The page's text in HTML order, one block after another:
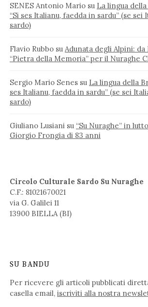
SENES Antonio Mario su La lingua
“Si ses Italianu, faedda in sardu” (se sei
sardo)
Flavio Rubbo su Adunata degli Alpini: da
“Pietra della Memoria” per il Nuraghe
Sergio Mario Senes su La lingua della
ses Italianu, faedda in sardu” (se sei
sardo)
Giuliano Lusiani su “Su Nuraghe” in
Giorgio Frongia di 83 anni
Circolo Culturale Sardo Su Nuraghe
C.F.: 81021670021
via G. Galilei 11
13900 BIELLA (BI)
SU BANDU
Per ricevere gli articoli pubblicati
casella email, iscriviti alla nostra